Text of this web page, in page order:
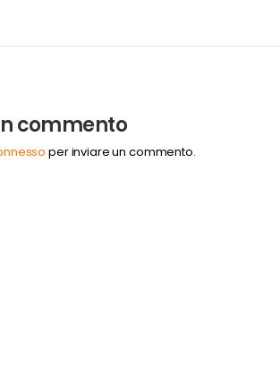
commento
per inviare un commento.